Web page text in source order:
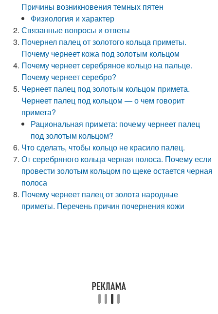
Причины возникновения темных пятен
Физиология и характер
Связанные вопросы и ответы
Почернел палец от золотого кольца приметы.
Почему чернеет кожа под золотым кольцом
Почему чернеет серебряное кольцо на пальце.
Почему чернеет серебро?
Чернеет палец под золотым кольцом примета.
Чернеет палец под кольцом — о чем говорит
примета?
Рациональная примета: почему чернеет палец
под золотым кольцом?
Что сделать, чтобы кольцо не красило палец.
От серебряного кольца черная полоса. Почему если
провести золотым кольцом по щеке остается черная
полоса
Почему чернеет палец от золота народные
приметы. Перечень причин почернения кожи